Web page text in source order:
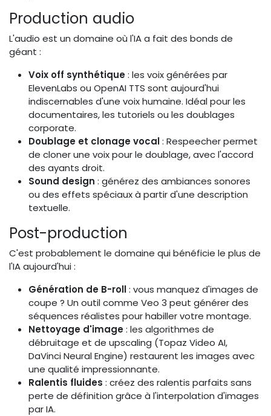
Production audio
L'audio est un domaine où l'IA a fait des bonds de
géant :
Voix off synthétique: les voix générées par
ElevenLabs ou OpenAI TTS sont aujourd'hui
indiscernables d'une voix humaine. Idéal pour les
documentaires, les tutoriels ou les doublages
corporate.
Doublage et clonage vocal: Respeecher permet
de cloner une voix pour le doublage, avec l'accord
des ayants droit.
Sound design : générez des ambiances sonores
ou des effets spéciaux à partir d'une description
textuelle.
Post-production
C'est probablement le domaine qui bénéficie le plus de
l'IA aujourd'hui :
Génération de B-roll: vous manquez d'images de
coupe ? Un outil comme Veo 3 peut générer des
séquences réalistes pour habiller votre montage.
Nettoyage d'image: les algorithmes de
débruitage et de upscaling (Topaz Video AI,
DaVinci Neural Engine) restaurent les images avec
une qualité impressionnante.
Ralentis fluides : créez des ralentis parfaits sans
perte de définition grâce à l'interpolation d'images
par IA.